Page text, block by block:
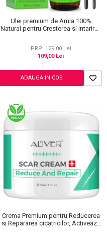
Ulei premium de Amla 100%
Natural pentru Cresterea si Intarirea
PRP: 129,00 Lei
109,00 Lei
ADAUGA IN COS
Crema Premium pentru Reducerea
si Repararea cicatricilor, Activeaza